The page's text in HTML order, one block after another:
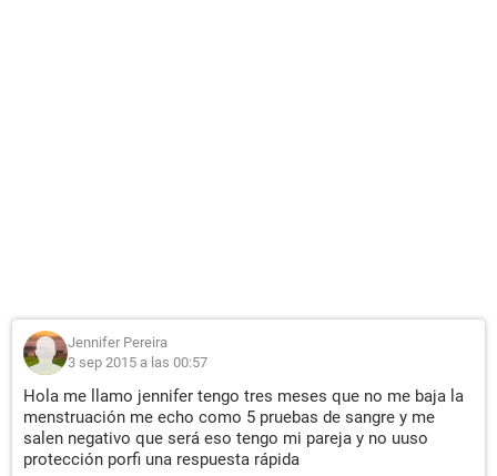
Jennifer Pereira
3 sep 2015 a las 00:57
Hola me llamo jennifer tengo tres meses que no me baja la
menstruación me echo como 5 pruebas de sangre y me
salen negativo que será eso tengo mi pareja y no uuso
protección porfi una respuesta rápida